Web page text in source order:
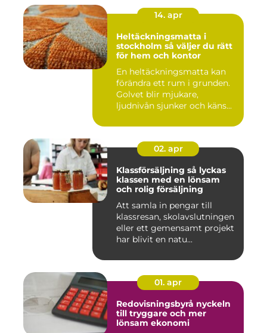
14. apr
Heltäckningsmatta i
stockholm så väljer du rätt
för hem och kontor
En heltäckningsmatta kan
förändra ett rum i grunden.
Golvet blir mjukare,
ljudnivån sjunker och käns...
02. apr
Klassförsäljning så lyckas
klassen med en lönsam
och rolig försäljning
Att samla in pengar till
klassresan, skolavslutningen
eller ett gemensamt projekt
har blivit en natu...
01. apr
Redovisningsbyrå nyckeln
till tryggare och mer
lönsam ekonomi